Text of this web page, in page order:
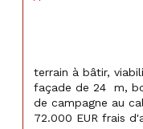
terrain à bâtir,
façade de 24  m,
de campagne au
72.000 EUR frais